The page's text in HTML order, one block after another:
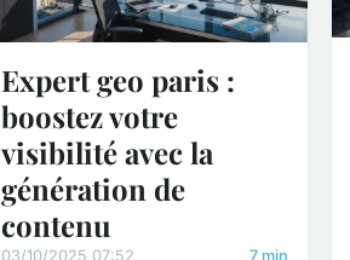
Expert geo paris :
boostez votre
visibilité avec la
génération de
contenu
03/10/2025 07:52 7 min